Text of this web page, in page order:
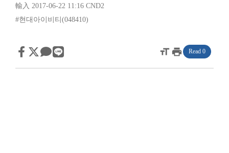
輸入 2017-06-22 11:16 CND2
#현대아이비티(048410)
format_sizeprint Read 0